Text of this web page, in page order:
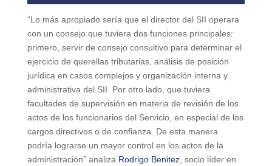
“Lo más apropiado sería que el director del SII operara
con un consejo que tuviera dos funciones principales:
primero, servir de consejo consultivo para determinar el
ejercicio de querellas tributarias, análisis de posición
jurídica en casos complejos y organización interna y
administrativa del SII. Por otro lado, que tuviera
facultades de supervisión en materia de revisión de los
actos de los funcionarios del Servicio, en especial de los
cargos directivos o de confianza. De esta manera
podría lograrse un mayor control en los actos de la
administración” analiza Rodrigo Benitez, socio líder en